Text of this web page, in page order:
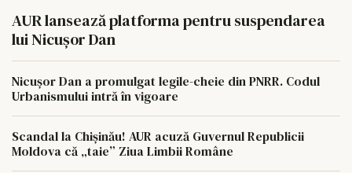
AUR lansează platforma pentru suspendarea
lui Nicușor Dan
Nicușor Dan a promulgat legile-cheie din PNRR. Codul
Urbanismului intră în vigoare
Scandal la Chișinău! AUR acuză Guvernul Republicii
Moldova că „taie” Ziua Limbii Române